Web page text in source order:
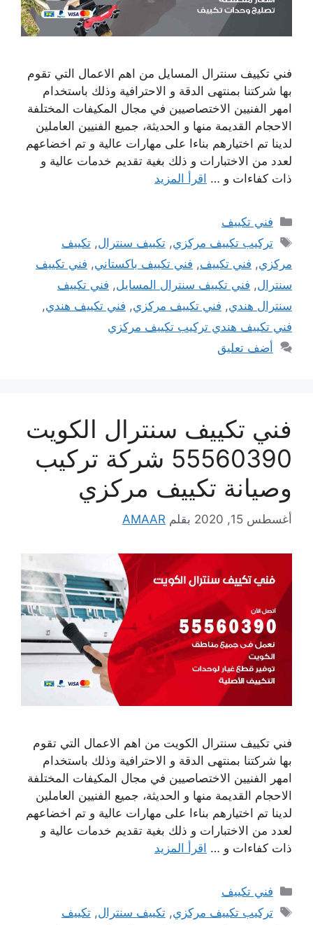
فني تكييف سنترال المسايل من اهم الاعمال التي تقوم
بها شركتنا بمنتهى الدقة و الاحترافية وذلك باستخدام
امهر الفنيين الاختصاصيين في مجال المكيفات المختلفة
الاحجام القديمة منها و الحديثة، جميع الفنيين العاملين
لدينا تم اختيارهم بناءا على مهارات عالية و تم اخضاعهم
لعدد من الاختبارات و ذلك بغية تقديم خدمات عالية و
ذات كفاءات و … اقرأ المزيد
التصنيفات
فني تكييف
الوسوم
تركيب تكييف مركزي,تكييف سنترال,تكييف
مركزي, فني تكييف, فني تكييف باكستاني, فني تكييف
سنترال, فني تكييف سنترال المسايل, فني تكييف
سنترال هندي, فني تكييف مركزي, فني تكييف هندي,
فني تكييف هندي تركيب تكييف مركزي
أضف تعليق
فني تكييف سنترال الكويت
55560390 شركة تركيب
وصيانة تكييف مركزي
أغسطس 15, 2020 بقلم AMAAR
فني تكييف سنترال الكويت من اهم الاعمال التي تقوم
بها شركتنا بمنتهى الدقة و الاحترافية وذلك باستخدام
امهر الفنيين الاختصاصيين في مجال المكيفات المختلفة
الاحجام القديمة منها و الحديثة، جميع الفنيين العاملين
لدينا تم اختيارهم بناءا على مهارات عالية و تم اخضاعهم
لعدد من الاختبارات و ذلك بغية تقديم خدمات عالية و
ذات كفاءات و … اقرأ المزيد
التصنيفات
فني تكييف
الوسوم
تركيب تكييف مركزي,تكييف سنترال,تكييف